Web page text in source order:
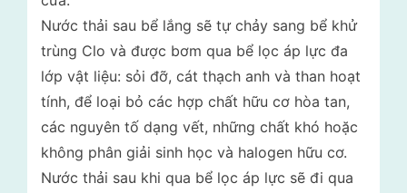
Nước thải sau bể lắng sẽ tự chảy sang bể khử
trùng Clo và được bơm qua bể lọc áp lực đa
lớp vật liệu: sỏi đỡ, cát thạch anh và than hoạt
tính, để loại bỏ các hợp chất hữu cơ hòa tan,
các nguyên tố dạng vết, những chất khó hoặc
không phân giải sinh học và halogen hữu cơ.
Nước thải sau khi qua bể lọc áp lực sẽ đi qua